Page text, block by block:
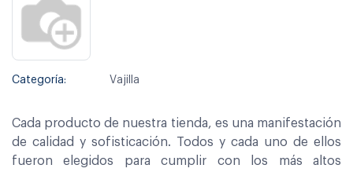
Categoría: Vajilla
Cada producto de nuestra tienda, es una manifestación
de calidad y sofisticación. Todos y cada uno de ellos
fueron elegidos para cumplir con los más altos